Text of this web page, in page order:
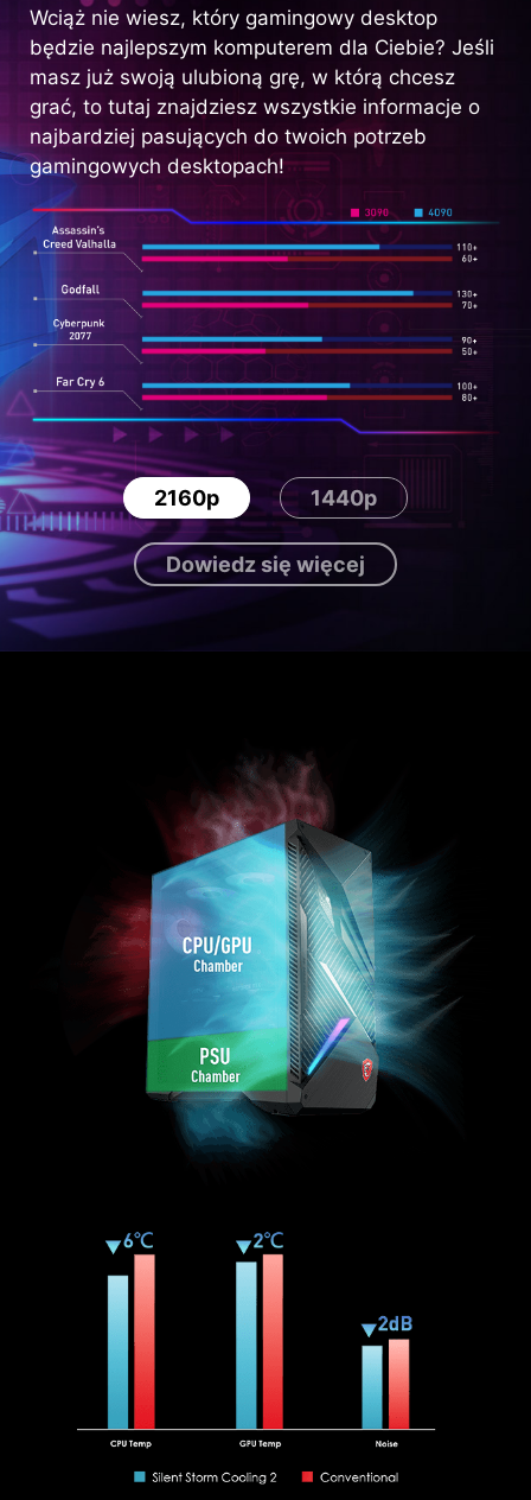
Wciąż nie wiesz, który gamingowy desktop
będzie najlepszym komputerem dla Ciebie? Jeśli
masz już swoją ulubioną grę, w którą chcesz
grać, to tutaj znajdziesz wszystkie informacje o
najbardziej pasujących do twoich potrzeb
gamingowych desktopach!
2160p 1440p
Dowiedz się więcej